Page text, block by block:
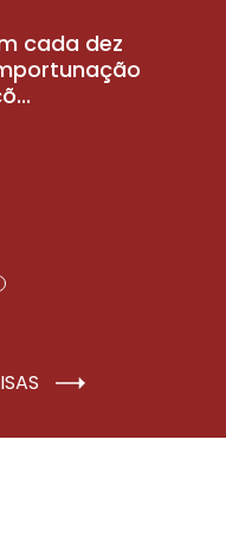
cada dez